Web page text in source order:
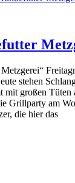
stehen
mit großen Tüten
Grillparty am
die hier das